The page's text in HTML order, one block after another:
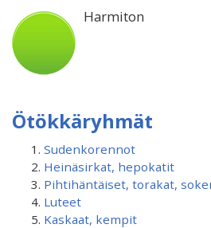
Harmiton
Ötökkäryhmät
Sudenkorennot
Heinäsirkat, hepokatit
Pihtihäntäiset, torakat,
Luteet
Kaskaat, kempit